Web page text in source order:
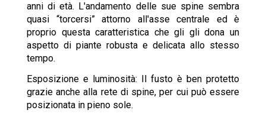
anni di età. L'andamento delle sue spine sembra
quasi “torcersi” attorno all'asse centrale ed è
proprio questa caratteristica che gli gli dona un
aspetto di piante robusta e delicata allo stesso
tempo.
Esposizione e luminosità: Il fusto è ben protetto
grazie anche alla rete di spine, per cui può essere
posizionata in pieno sole.